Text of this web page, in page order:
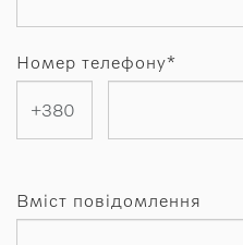
Номер телефону*
Вміст повідомлення